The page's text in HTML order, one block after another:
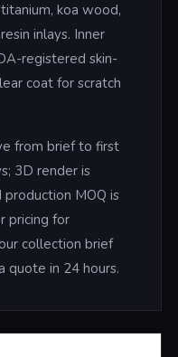
koa wood,
inlays. Inner
registered skin-
coat for scratch
from brief to first
3D render is
MOQ is
pricing for
collection brief
in 24 hours.